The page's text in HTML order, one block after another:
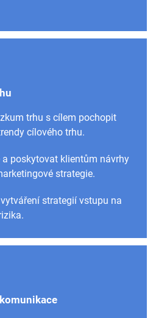
trhu s cílem pochopit
cílového trhu.
poskytovat klientům návrhy
strategie.
strategií vstupu na